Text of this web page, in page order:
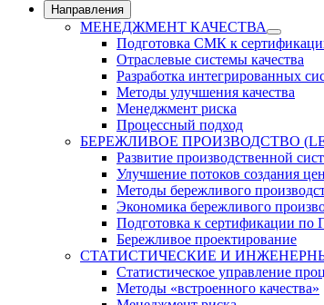
Направления
МЕНЕДЖМЕНТ КАЧЕСТВА
Подготовка СМК к
Отраслевые системы качества
Разработка интегрированных
Методы улучшения качества
Менеджмент риска
Процессный подход
БЕРЕЖЛИВОЕ ПРОИЗВОДСТВО
Развитие производственной
Улучшение потоков создания
Методы бережливого
Экономика бережливого
Подготовка к сертификации по
Бережливое проектирование
СТАТИСТИЧЕСКИЕ И
Статистическое управление
Методы «встроенного качества»